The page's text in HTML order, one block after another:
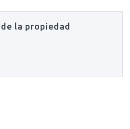
la propiedad